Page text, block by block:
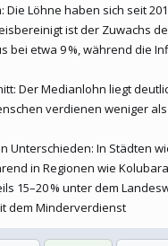
Die Löhne haben sich seit
ist der Zuwachs
bei etwa 9 %, während die
Der Medianlohn liegt
verdienen weniger
Unterschieden: In Städten
in Regionen wie
15–20 % unter dem
dem Minderverdienst